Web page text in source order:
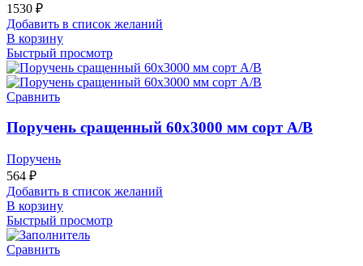
1530 ₽
Добавить в список желаний
В корзину
Быстрый просмотр
Сравнить
Поручень сращенный 60х3000 мм сорт А/В
Поручень
564 ₽
Добавить в список желаний
В корзину
Быстрый просмотр
Сравнить